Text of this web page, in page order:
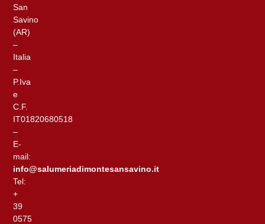
San
Savino
(AR)
–
Italia
–
P.Iva
e
C.F.
IT01820680518
–
E-
mail:
info@salumeriadimontesansavino.it
Tel:
+
39
0575